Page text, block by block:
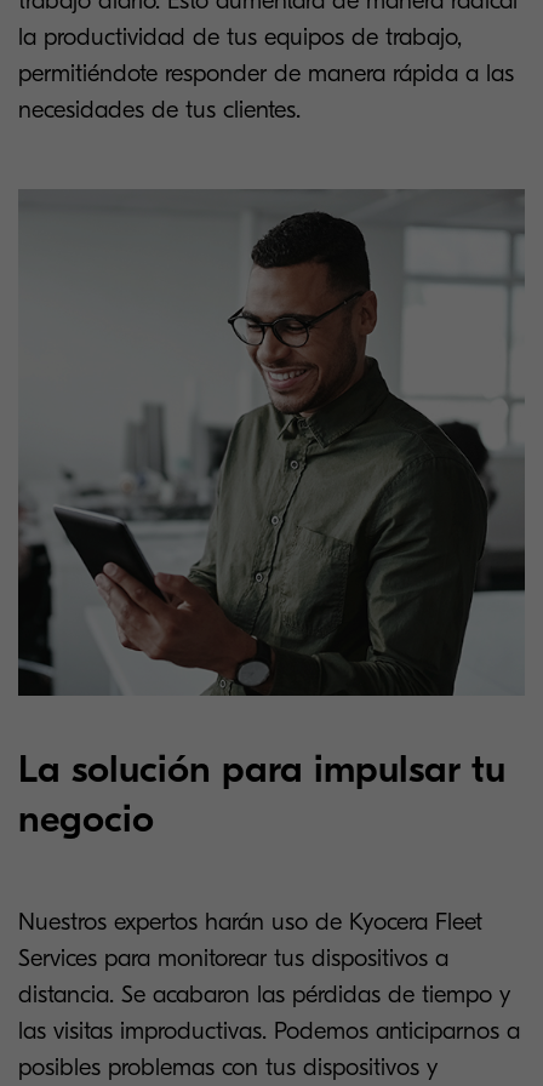
la productividad de tus equipos de trabajo,
permitiéndote responder de manera rápida a las
necesidades de tus clientes.
La solución para impulsar tu
negocio
Nuestros expertos harán uso de Kyocera Fleet
Services para monitorear tus dispositivos a
distancia. Se acabaron las pérdidas de tiempo y
las visitas improductivas. Podemos anticiparnos a
posibles problemas con tus dispositivos y